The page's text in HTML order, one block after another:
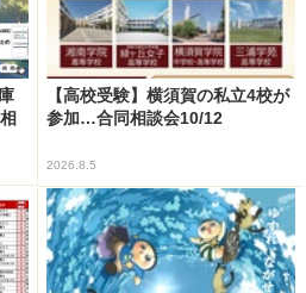
【高校受験】横須賀の私立4校が
参加…合同相談会10/12
2026.8.5